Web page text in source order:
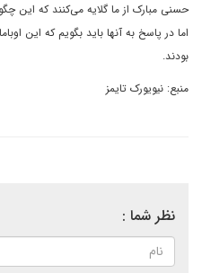
حسنی مبارک از ما گلایه می‌کنند که این
اما در پاسخ به آنها باید بگویم که این
بودند.
منبع: نیویورک تایمز
نظر شما :